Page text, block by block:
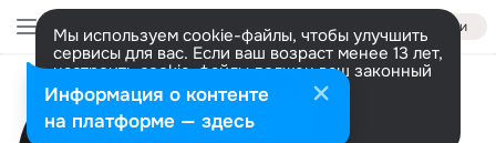
Войти
Мы используем cookie-файлы, чтобы улучшить
сервисы для вас. Если ваш возраст менее 13 лет,
настроить cookie-файлы должен ваш законный
представитель. Больше информации
Разрешить все Настроить
Исполнитель
Badboydami
Информация о контенте
на платформе — здесь